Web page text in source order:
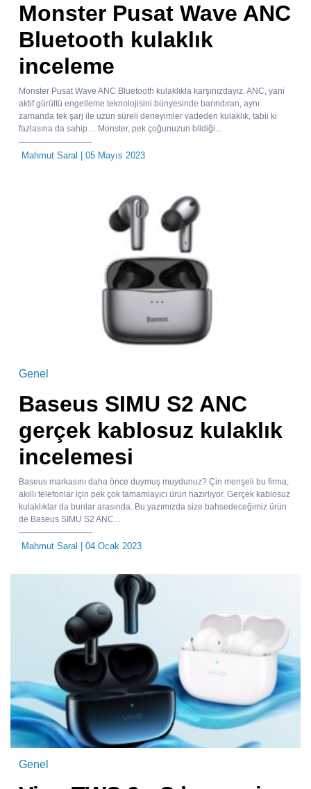
Monster Pusat Wave ANC
Bluetooth kulaklık
inceleme
Monster Pusat Wave ANC Bluetooth kulaklıkla karşınızdayız. ANC, yani
aktif gürültü engelleme teknolojisini bünyesinde barındıran, aynı
zamanda tek şarj ile uzun süreli deneyimler vadeden kulaklık, tabii ki
fazlasına da sahip… Monster, pek çoğunuzun bildiği...
Mahmut Saral | 05 Mayıs 2023
Genel
Baseus SIMU S2 ANC
gerçek kablosuz kulaklık
incelemesi
Baseus markasını daha önce duymuş muydunuz? Çin menşeli bu firma,
akıllı telefonlar için pek çok tamamlayıcı ürün hazırlıyor. Gerçek kablosuz
kulaklıklar da bunlar arasında. Bu yazımızda size bahsedeceğimiz ürün
de Baseus SIMU S2 ANC...
Mahmut Saral | 04 Ocak 2023
Genel